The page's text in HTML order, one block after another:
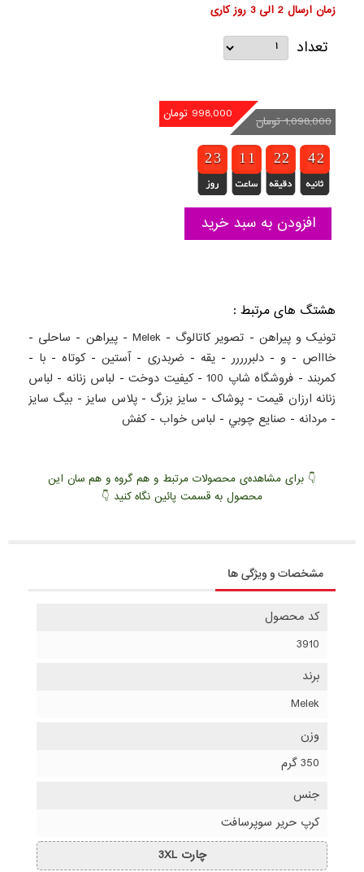
زمان ارسال 2 الی 3 روز کاری
تعداد
1,098,000 تومان 998,000 تومان
1
1
2
22
2
3
3 1
1
1
1 1
1
1
1 1
1
2
21
1
2
2 3
3
4
42
1
1
افزودن به سبد خرید
هشتگ های مرتبط :
تونیک و پیراهن - تصویر کاتالوگ -
Melek
-پیراهن - ساحلی -
خاااص - و -دلبررررر -یقه - ضربدری -آستین-کوتاه- با -
کمربند - فروشگاه شاپ 100 -کيفيت دوخت- لباس زنانه - لباس
زنانه ارزان قيمت-پوشاک - سايز بزرگ -پلاس سايز- بيگ سايز
- مردانه - صنايع چوبي - لباس خواب -کفش
👇 برای مشاهده‌ی محصولات مرتبط و هم گروه و هم سان این
محصول به قسمت پائین نگاه کنید 👇
مشخصات و ویژگی ها
کد محصول
3910
برند
Melek
وزن
350 گرم
جنس
کرپ حریر سوپرسافت
چارت 3XL